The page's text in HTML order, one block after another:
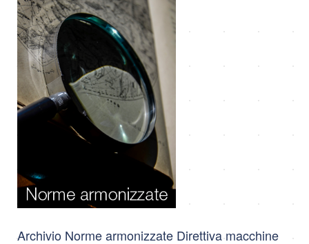
Archivio Norme armonizzate Direttiva macchine